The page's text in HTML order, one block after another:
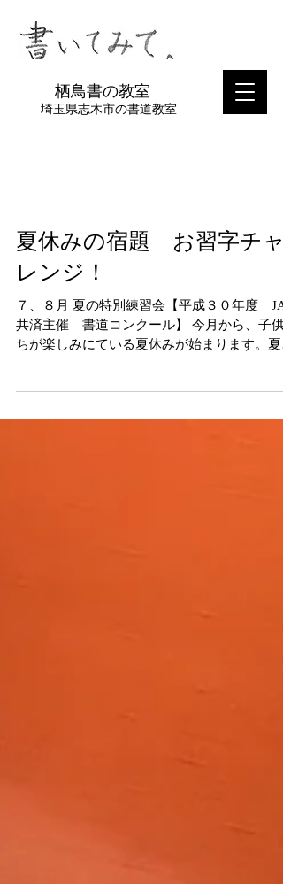
​栖鳥書の教室
埼玉県志木市の書道教室
夏休みの宿題 お習字チャ
レンジ！
７、８月 夏の特別練習会【平成３０年度 JA
共済主催 書道コンクール】 今月から、子供
ちが楽しみにている夏休みが始まります。夏
たち。この夏休み...